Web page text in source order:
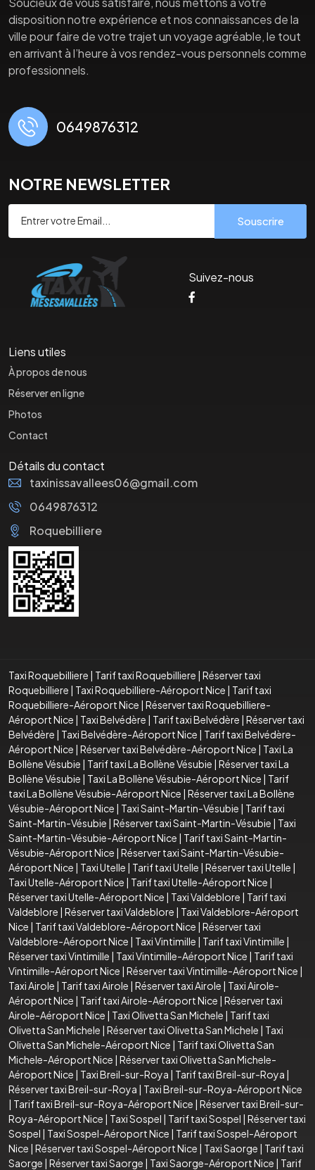
disposition notre expérience et nos connaissances de la
ville pour faire de votre trajet un voyage agréable, le tout
en arrivant à l’heure à vos rendez-vous personnels comme
professionnels.
0649876312
NOTRE NEWSLETTER
Souscrire
Suivez-nous
Liens utiles
À propos de nous
Réserver en ligne
Photos
Contact
Détails du contact
taxinissavallees06@gmail.com
0649876312
Roquebilliere
Taxi Roquebilliere | Tarif taxi Roquebilliere | Réserver taxi
Roquebilliere | Taxi Roquebilliere-Aéroport Nice | Tarif taxi
Roquebilliere-Aéroport Nice | Réserver taxi Roquebilliere-
Aéroport Nice | Taxi Belvédère | Tarif taxi Belvédère | Réserver taxi
Belvédère | Taxi Belvédère-Aéroport Nice | Tarif taxi Belvédère-
Aéroport Nice | Réserver taxi Belvédère-Aéroport Nice | Taxi La
Bollène Vésubie | Tarif taxi La Bollène Vésubie | Réserver taxi La
Bollène Vésubie | Taxi La Bollène Vésubie-Aéroport Nice | Tarif
taxi La Bollène Vésubie-Aéroport Nice | Réserver taxi La Bollène
Vésubie-Aéroport Nice | Taxi Saint-Martin-Vésubie | Tarif taxi
Saint-Martin-Vésubie | Réserver taxi Saint-Martin-Vésubie | Taxi
Saint-Martin-Vésubie-Aéroport Nice | Tarif taxi Saint-Martin-
Vésubie-Aéroport Nice | Réserver taxi Saint-Martin-Vésubie-
Aéroport Nice | Taxi Utelle | Tarif taxi Utelle | Réserver taxi Utelle |
Taxi Utelle-Aéroport Nice | Tarif taxi Utelle-Aéroport Nice |
Réserver taxi Utelle-Aéroport Nice | Taxi Valdeblore | Tarif taxi
Valdeblore | Réserver taxi Valdeblore | Taxi Valdeblore-Aéroport
Nice | Tarif taxi Valdeblore-Aéroport Nice | Réserver taxi
Valdeblore-Aéroport Nice | Taxi Vintimille | Tarif taxi Vintimille |
Réserver taxi Vintimille | Taxi Vintimille-Aéroport Nice | Tarif taxi
Vintimille-Aéroport Nice | Réserver taxi Vintimille-Aéroport Nice |
Taxi Airole | Tarif taxi Airole | Réserver taxi Airole | Taxi Airole-
Aéroport Nice | Tarif taxi Airole-Aéroport Nice | Réserver taxi
Airole-Aéroport Nice | Taxi Olivetta San Michele | Tarif taxi
Olivetta San Michele | Réserver taxi Olivetta San Michele | Taxi
Olivetta San Michele-Aéroport Nice | Tarif taxi Olivetta San
Michele-Aéroport Nice | Réserver taxi Olivetta San Michele-
Aéroport Nice | Taxi Breil-sur-Roya | Tarif taxi Breil-sur-Roya |
Réserver taxi Breil-sur-Roya | Taxi Breil-sur-Roya-Aéroport Nice
| Tarif taxi Breil-sur-Roya-Aéroport Nice | Réserver taxi Breil-sur-
Roya-Aéroport Nice | Taxi Sospel | Tarif taxi Sospel | Réserver taxi
Sospel | Taxi Sospel-Aéroport Nice | Tarif taxi Sospel-Aéroport
Nice | Réserver taxi Sospel-Aéroport Nice | Taxi Saorge | Tarif taxi
Saorge | Réserver taxi Saorge | Taxi Saorge-Aéroport Nice | Tarif